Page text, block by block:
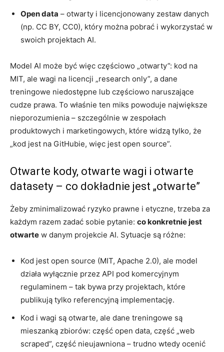
Open data – otwarty i licencjonowany zestaw danych
(np. CC BY, CC0), który można pobrać i wykorzystać w
swoich projektach AI.
Model AI może być więc częściowo „otwarty”: kod na
MIT, ale wagi na licencji „research only”, a dane
treningowe niedostępne lub częściowo naruszające
cudze prawa. To właśnie ten miks powoduje największe
nieporozumienia – szczególnie w zespołach
produktowych i marketingowych, które widzą tylko, że
„kod jest na GitHubie, więc jest open source”.
Otwarte kody, otwarte wagi i otwarte
datasety – co dokładnie jest „otwarte”
Żeby zminimalizować ryzyko prawne i etyczne, trzeba za
każdym razem zadać sobie pytanie: co konkretnie jest
otwarte w danym projekcie AI. Sytuacje są różne:
Kod jest open source (MIT, Apache 2.0), ale model
działa wyłącznie przez API pod komercyjnym
regulaminem – tak bywa przy projektach, które
publikują tylko referencyjną implementację.
Kod i wagi są otwarte, ale dane treningowe są
mieszanką zbiorów: część open data, część „web
scraped”, część nieujawniona – trudno wtedy ocenić